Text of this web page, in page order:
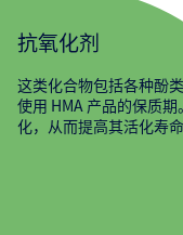
抗氧化剂
这类化合物包括各种酚
使用 HMA 产品的保质
化，从而提高其活化寿命